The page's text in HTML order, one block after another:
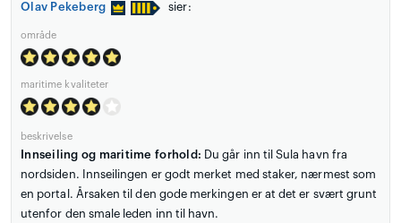
Olav Pekeberg sier:
område
maritime kvaliteter
beskrivelse
Innseiling og maritime forhold: Du går inn til Sula havn fra
nordsiden. Innseilingen er godt merket med staker, nærmest som
en portal. Årsaken til den gode merkingen er at det er svært grunt
utenfor den smale leden inn til havn.